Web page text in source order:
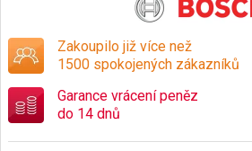
Zakoupilo již více než
1500 spokojených zákazníků
Garance vrácení peněz
do 14 dnů